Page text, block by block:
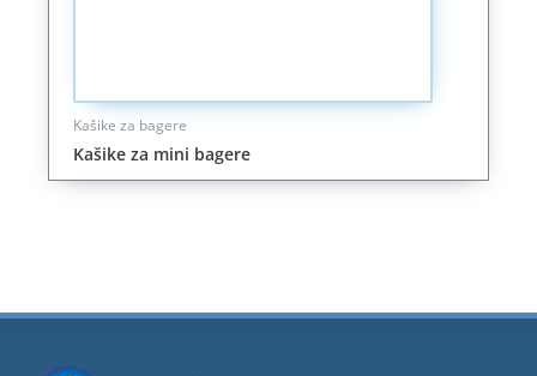
Kašike za bagere
Kašike za mini bagere